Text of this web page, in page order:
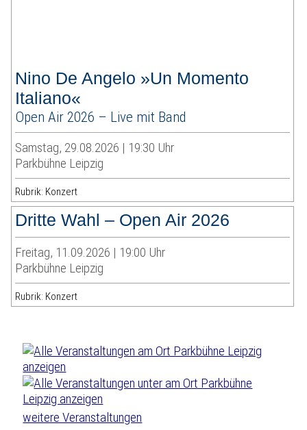
Nino De Angelo »Un Momento
Italiano«
Open Air 2026 – Live mit Band
Samstag, 29.08.2026 | 19:30 Uhr
Parkbühne Leipzig
Rubrik: Konzert
Dritte Wahl – Open Air 2026
Freitag, 11.09.2026 | 19:00 Uhr
Parkbühne Leipzig
Rubrik: Konzert
weitere Veranstaltungen